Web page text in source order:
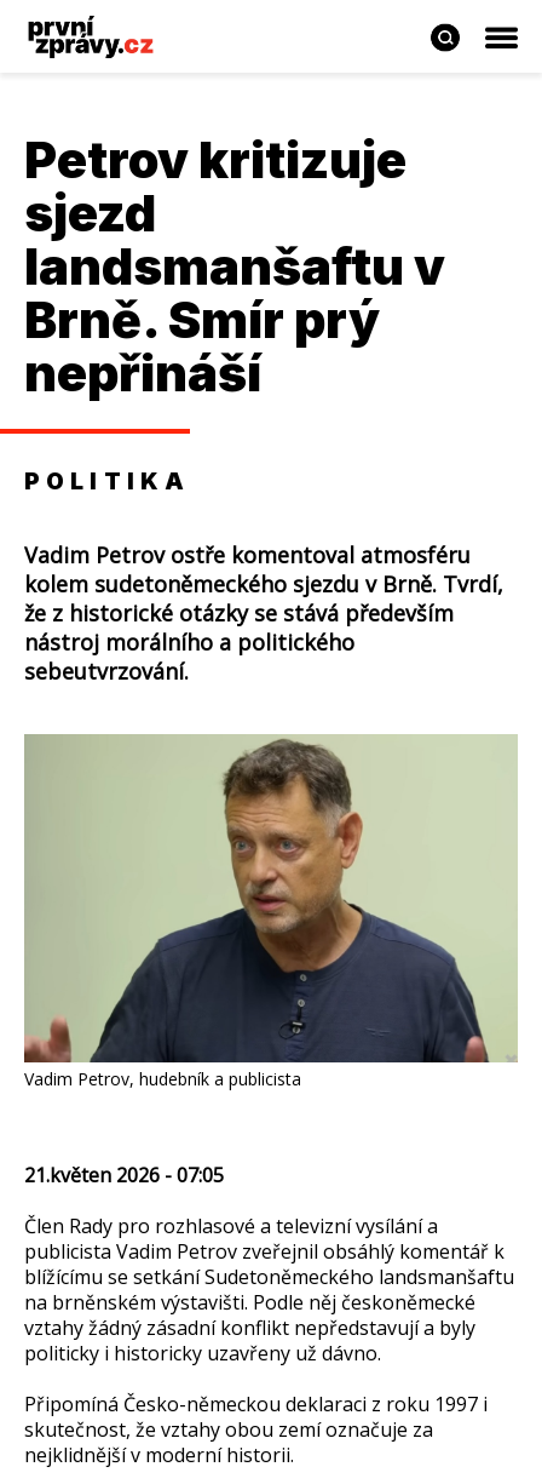
Petrov kritizuje
sjezd
landsmanšaftu v
Brně. Smír prý
nepřináší
POLITIKA
Vadim Petrov ostře komentoval atmosféru
kolem sudetoněmeckého sjezdu v Brně. Tvrdí,
že z historické otázky se stává především
nástroj morálního a politického
sebeutvrzování.
Vadim Petrov, hudebník a publicista
21.květen 2026 - 07:05
Člen Rady pro rozhlasové a televizní vysílání a
publicista Vadim Petrov zveřejnil obsáhlý komentář k
blížícímu se setkání Sudetoněmeckého landsmanšaftu
na brněnském výstavišti. Podle něj českoněmecké
vztahy žádný zásadní konflikt nepředstavují a byly
politicky i historicky uzavřeny už dávno.
Připomíná Česko-německou deklaraci z roku 1997 i
skutečnost, že vztahy obou zemí označuje za
nejklidnější v moderní historii.